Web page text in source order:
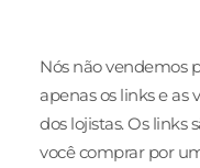
Nós não vendemos
apenas os links e as
dos lojistas. Os links
você comprar por